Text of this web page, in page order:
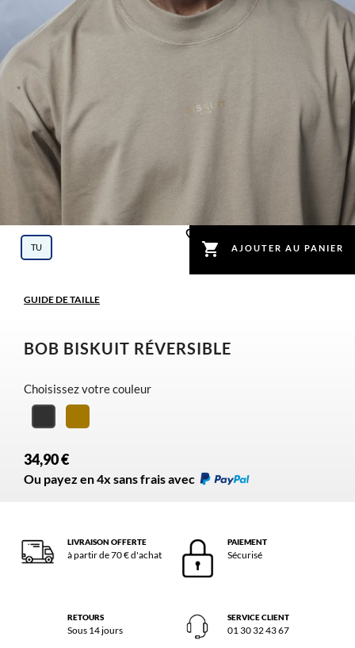
 AJOUTER AU PANIER
TU
GUIDE DE TAILLE
BOB BISKUIT RÉVERSIBLE
favorite_border
Choisissez votre couleur
Camel
34,90 €
Ou payez en 4x sans frais avec
LIVRAISON OFFERTE
à partir de 70 € d'achat
RETOURS
Sous 14 jours
PAIEMENT
Sécurisé
SERVICE CLIENT
01 30 32 43 67